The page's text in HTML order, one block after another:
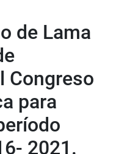
de Lama
Congreso
para
2021.